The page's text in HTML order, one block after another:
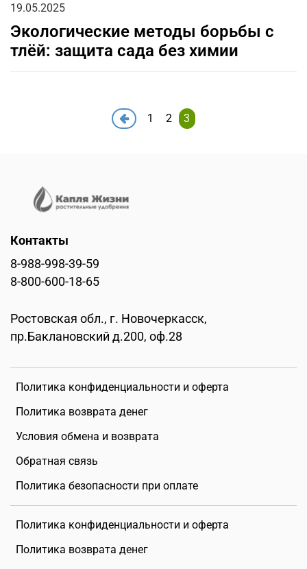
19.05.2025
Экологические методы борьбы с
тлёй: защита сада без химии
1 2 3
Политика конфиденциальности и оферта
Политика возврата денег
Условия обмена и возврата
Обратная связь
Политика безопасности при оплате
Политика конфиденциальности и оферта
Политика возврата денег
Контакты
8-988-998-39-59
8-800-600-18-65
Ростовская обл., г. Новочеркасск,
пр.Баклановский д.200, оф.28